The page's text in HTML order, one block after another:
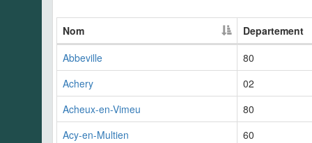
Nom
Departement
Abbeville
80
Achery
02
Acheux-en-Vimeu
80
Acy-en-Multien
60